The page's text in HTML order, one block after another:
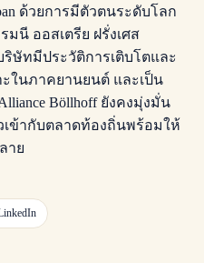
ด้วยการมีตัวตนระดับโลก
มนี ออสเตรีย ฝรั่งเศส
ษัทมีประวัติการเติบโตและ
ในภาคยานยนต์ และเป็น
Böllhoff ยังคงมุ่งมั่น
ข้ากับตลาดท้องถิ่นพร้อมให้
าย